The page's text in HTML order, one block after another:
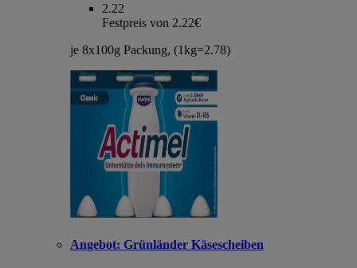
2.22
Festpreis von 2.22€
je 8x100g Packung, (1kg=2.78)
Angebot: Grünländer Käsescheiben